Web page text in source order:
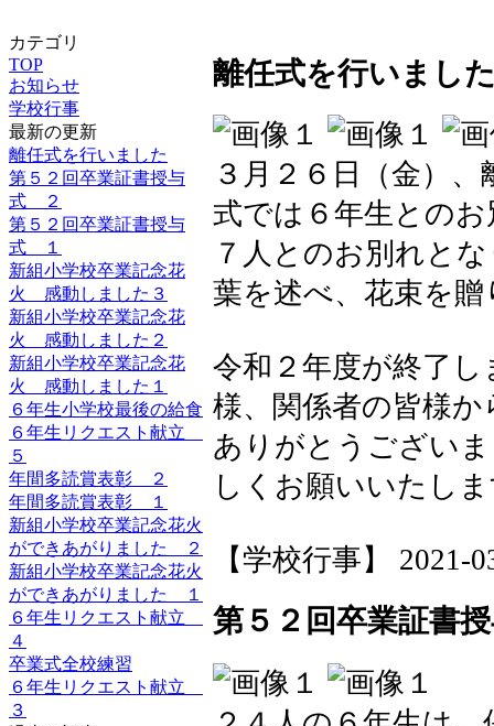
カテゴリ
TOP
お知らせ
学校行事
最新の更新
離任式を行いました
第５２回卒業証書授与
式 ２
第５２回卒業証書授与
式 １
新組小学校卒業記念花
火 感動しました３
新組小学校卒業記念花
火 感動しました２
新組小学校卒業記念花
火 感動しました１
６年生小学校最後の給食
６年生リクエスト献立
５
年間多読賞表彰 ２
年間多読賞表彰 １
新組小学校卒業記念花火
ができあがりました ２
新組小学校卒業記念花火
ができあがりました １
６年生リクエスト献立
４
卒業式全校練習
６年生リクエスト献立
３
離任式を行いまし
３月２６日（金）
式では６年生との
７人とのお別れと
葉を述べ、花束を
令和２年度が終了
様、関係者の皆様
ありがとうござい
しくお願いいたし
【学校行事】 2021-
第５２回卒業証書